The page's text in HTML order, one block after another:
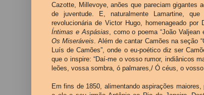
Cazotte, Millevoye, anões que pareciam gigantes
de juventude. E, naturalmente Lamartine,
revolucionária de Victor Hugo, homenageado por
Íntimas e Aspásias , como o poema “João
Os Miseráveis . Além de cantar Camões na seção
Luís de Camões”, onde o eu-poético diz ser
que o inspire: “Daí-me o vosso rumor, indiânicos
leões, vossa sombra, ó palmares,/ Ó céus, o
Em fins de 1850, alimentando aspirações